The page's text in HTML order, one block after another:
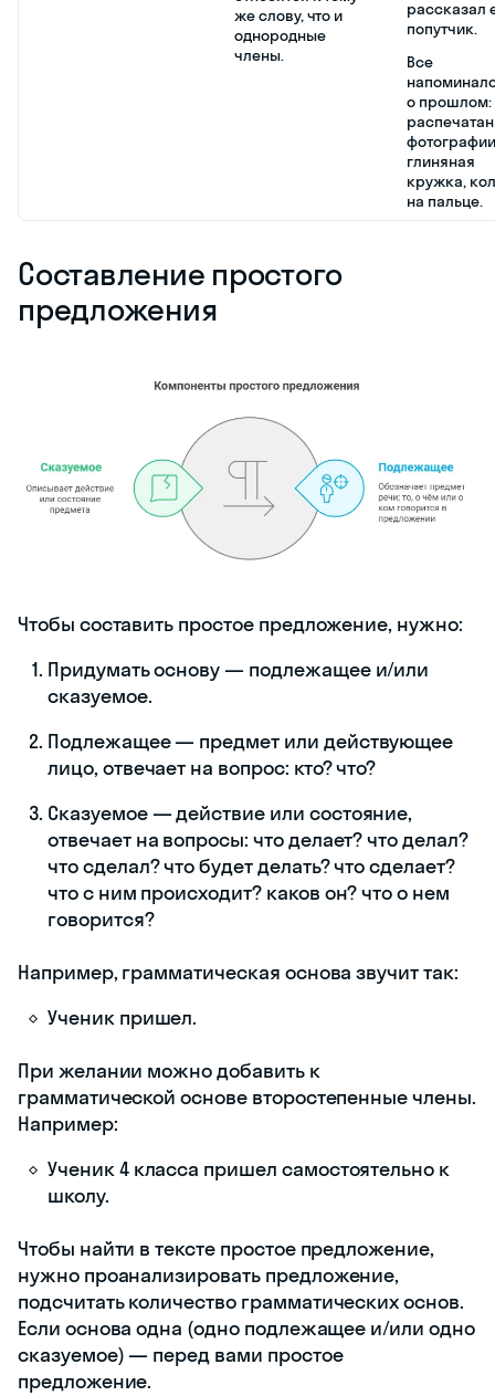
же слову, что и
однородные
члены.
рассказал
попутчик.
Все
о прошлом:
глиняная
кружка,
на пальце.
Составление простого
предложения
Чтобы составить простое предложение, нужно:
Придумать основу — подлежащее и/или
сказуемое.
Подлежащее — предмет или действующее
лицо, отвечает на вопрос: кто? что?
Сказуемое — действие или состояние,
отвечает на вопросы: что делает? что делал?
что сделал? что будет делать? что сделает?
что с ним происходит? каков он? что о нем
говорится?
Например, грамматическая основа звучит так:
Ученик пришел.
При желании можно добавить к
грамматической основе второстепенные члены.
Например:
Ученик 4 класса пришел самостоятельно к
школу.
Чтобы найти в тексте простое предложение,
нужно проанализировать предложение,
подсчитать количество грамматических основ.
Если основа одна (одно подлежащее и/или одно
сказуемое) — перед вами простое
предложение.